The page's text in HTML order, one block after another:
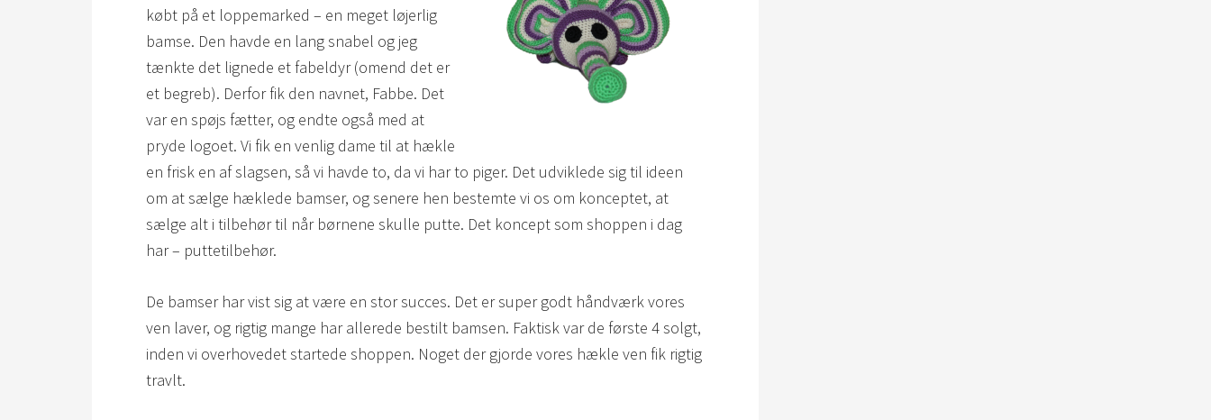
købt på et loppemarked – en meget løjerlig
bamse. Den havde en lang snabel og jeg
tænkte det lignede et fabeldyr (omend det er
et begreb). Derfor fik den navnet, Fabbe. Det
var en spøjs fætter, og endte også med at
pryde logoet. Vi fik en venlig dame til at hækle
en frisk en af slagsen, så vi havde to, da vi har to piger. Det udviklede sig til ideen
om at sælge hæklede bamser, og senere hen bestemte vi os om konceptet, at
sælge alt i tilbehør til når børnene skulle putte. Det koncept som shoppen i dag
har – puttetilbehør.
De bamser har vist sig at være en stor succes. Det er super godt håndværk vores
ven laver, og rigtig mange har allerede bestilt bamsen. Faktisk var de første 4 solgt,
inden vi overhovedet startede shoppen. Noget der gjorde vores hækle ven fik rigtig
travlt.